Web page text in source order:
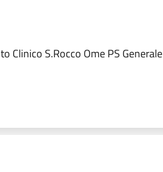
Clinico S.Rocco Ome PS